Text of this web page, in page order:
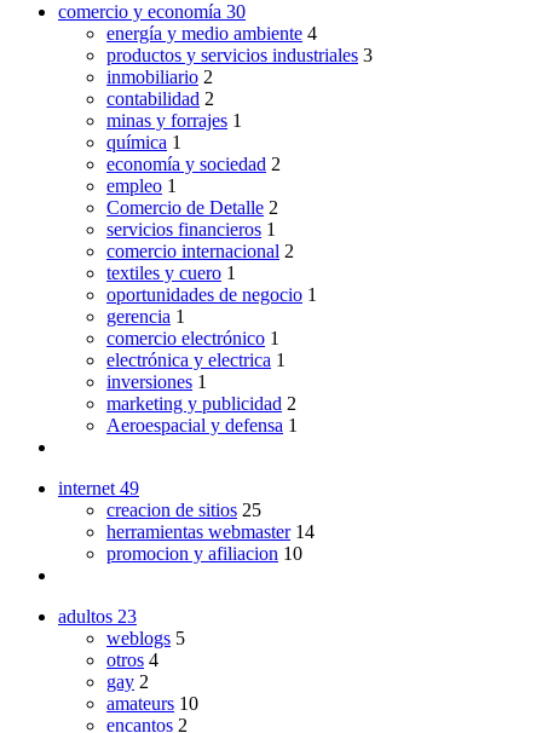
comercio y economía 30
energía y medio ambiente 4
productos y servicios industriales 3
inmobiliario 2
contabilidad 2
minas y forrajes 1
química 1
economía y sociedad 2
empleo 1
Comercio de Detalle 2
servicios financieros 1
comercio internacional 2
textiles y cuero 1
oportunidades de negocio 1
gerencia 1
comercio electrónico 1
electrónica y electrica 1
inversiones 1
marketing y publicidad 2
Aeroespacial y defensa 1
internet 49
creacion de sitios 25
herramientas webmaster 14
promocion y afiliacion 10
adultos 23
weblogs 5
otros 4
gay 2
amateurs 10
encantos 2